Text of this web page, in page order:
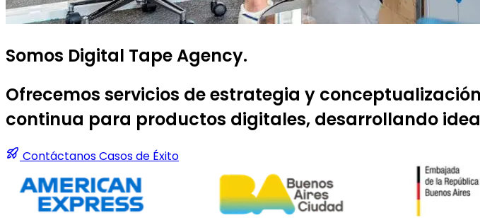
Somos Digital Tape Agency.
Ofrecemos servicios de estrategia y
continua para productos digitales, desarrollando
ContáctanosCasos de Éxito